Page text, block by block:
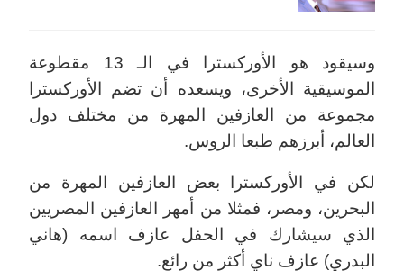
وسيقود هو الأوركسترا في الـ 13 مقطوعة
الموسيقية الأخرى، ويسعده أن تضم الأوركسترا
مجموعة من العازفين المهرة من مختلف دول
العالم، أبرزهم طبعا الروس.
لكن في الأوركسترا بعض العازفين المهرة من
البحرين، ومصر، فمثلا من أمهر العازفين المصريين
الذي سيشارك في الحفل عازف اسمه (هاني
البدري) عازف ناي أكثر من رائع.